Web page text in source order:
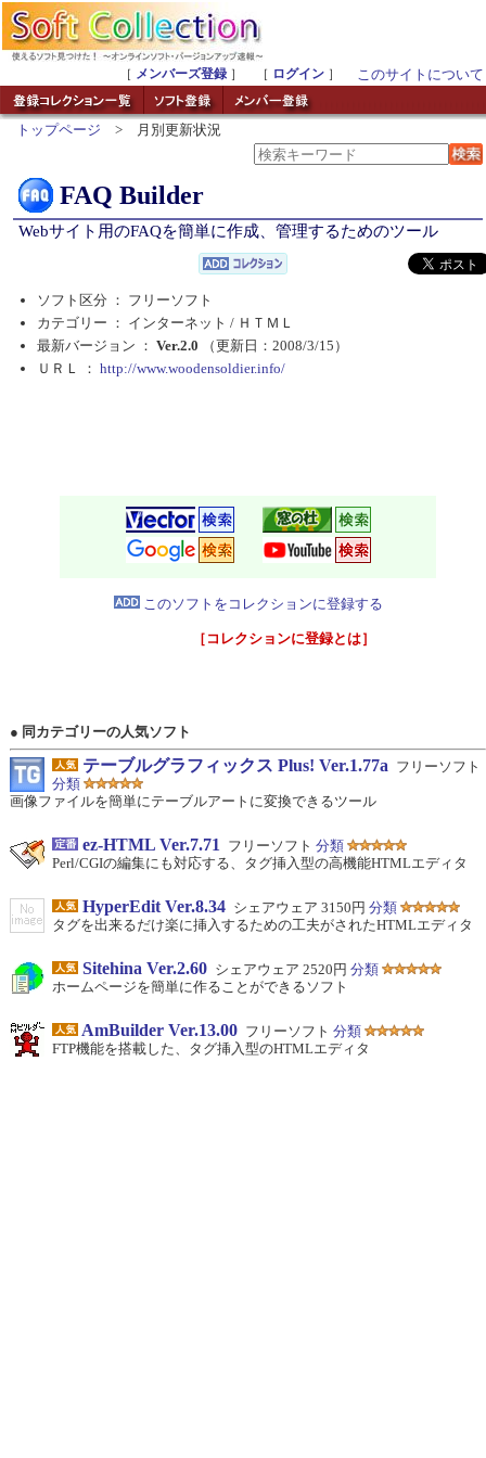
［ メンバーズ登録 ］ ［ ログイン ］ このサイトについて
トップページ > 月別更新状況
FAQ Builder
Webサイト用のFAQを簡単に作成、管理するためのツール
ソフト区分 ： フリーソフト
カテゴリー ： インターネット / ＨＴＭＬ
最新バージョン ： Ver.2.0 （更新日：2008/3/15）
ＵＲＬ ： http://www.woodensoldier.info/
このソフトをコレクションに登録する
［コレクションに登録とは］
● 同カテゴリーの人気ソフト
テーブルグラフィックス Plus! Ver.1.77a フリーソフト
分類
画像ファイルを簡単にテーブルアートに変換できるツール
ez-HTML Ver.7.71 フリーソフト 分類
Perl/CGIの編集にも対応する、タグ挿入型の高機能HTMLエディタ
HyperEdit Ver.8.34 シェアウェア 3150円 分類
タグを出来るだけ楽に挿入するための工夫がされたHTMLエディタ
Sitehina Ver.2.60 シェアウェア 2520円 分類
ホームページを簡単に作ることができるソフト
AmBuilder Ver.13.00 フリーソフト 分類
FTP機能を搭載した、タグ挿入型のHTMLエディタ